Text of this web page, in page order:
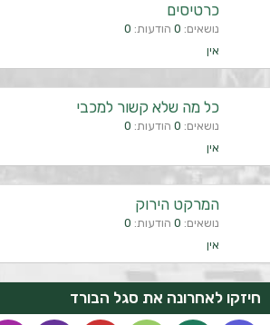
כרטיסים
נושאים 0 הודעות 0
אין
כל מה שלא קשור למכבי
נושאים 0 הודעות 0
אין
המרקט הירוק
נושאים 0 הודעות 0
אין
חיזקו לאחרונה את סגל הבורד